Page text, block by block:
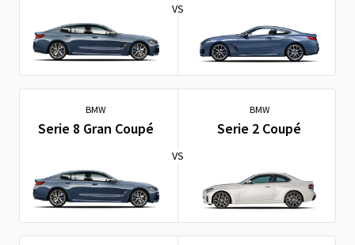
VS
BMW
Serie 8 Gran Coupé
VS
BMW
Serie 2 Coupé